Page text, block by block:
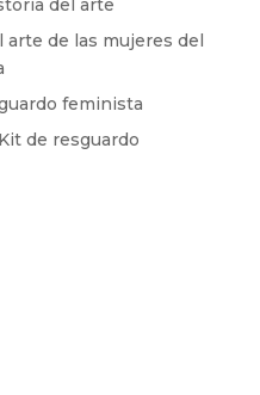
del arte
arte de las mujeres del
feminista
Kit de resguardo